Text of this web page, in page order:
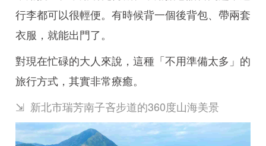
行李都可以很輕便。有時候背一個後背包、帶兩套
衣服，就能出門了。
對現在忙碌的大人來說，這種「不用準備太多」的
旅行方式，其實非常療癒。
⇲ 新北市瑞芳南子吝步道的360度山海美景